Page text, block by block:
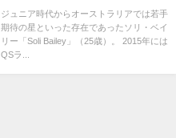
やコロナ禍の現在
ジュニア時代からオーストラリアでは若手
期待の星といった存在であったソリ・ベイ
リー「Soli Bailey」（25歳）。 2015年には
QSラ...